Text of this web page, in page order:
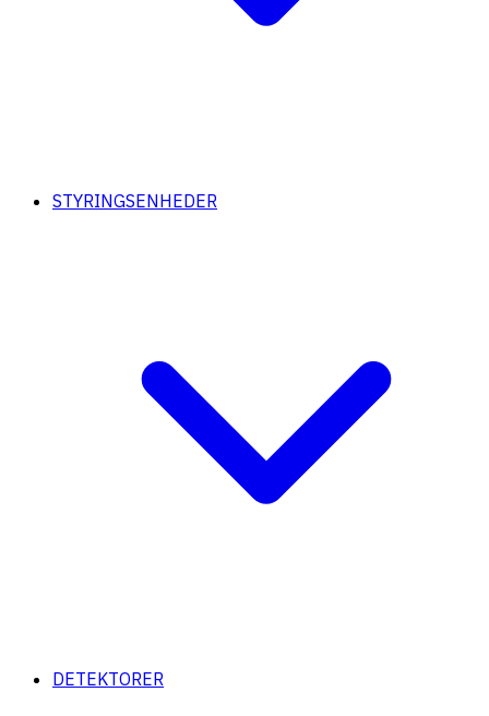
STYRINGSENHEDER
DETEKTORER